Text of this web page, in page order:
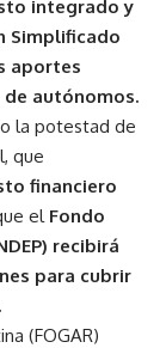
integrado y
Simplificado
aportes
autónomos.
la potestad de
que
financiero
el Fondo
recibirá
para cubrir
(FOGAR)